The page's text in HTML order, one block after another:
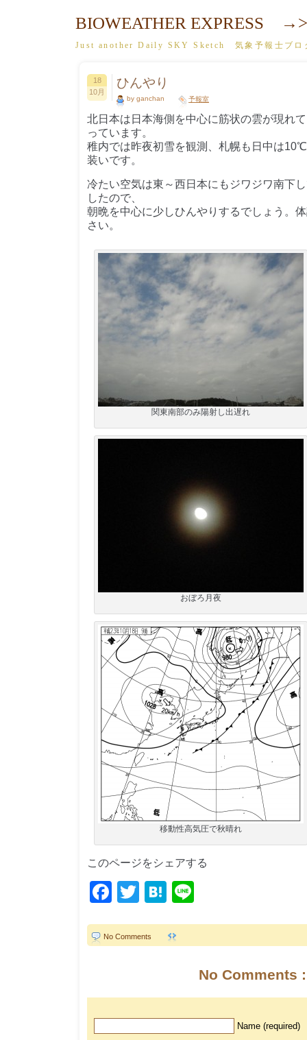
BIOWEATHER EXPRESS
Just another Daily SKY Sketch 気象予報士ブロ
18
10月
ひんやり
by ganchan 予報室
北日本は日本海側を中心に筋状の雲が現れ
っています。
稚内では昨夜初雪を観測、札幌も日中は
装いです。
冷たい空気は東～西日本にもジワジワ南下
したので、
朝晩を中心に少しひんやりするでしょう。
さい。
関東南部のみ陽射し出遅れ
おぼろ月夜
移動性高気圧で秋晴れ
このページをシェアする
Facebook
TwitterHatena
No Comments
No Comments
Name (required)